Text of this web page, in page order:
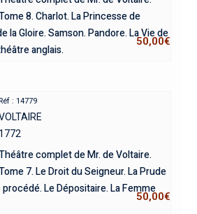
8. Charlot. La Princesse de
la Gloire. Samson. Pandore. La Vie de
anglais.
50,00€
Réf : 14779
1772
complet de Mr. de Voltaire.
7. Le Droit du Seigneur. La Prude
Le Dépositaire. La Femme
50,00€